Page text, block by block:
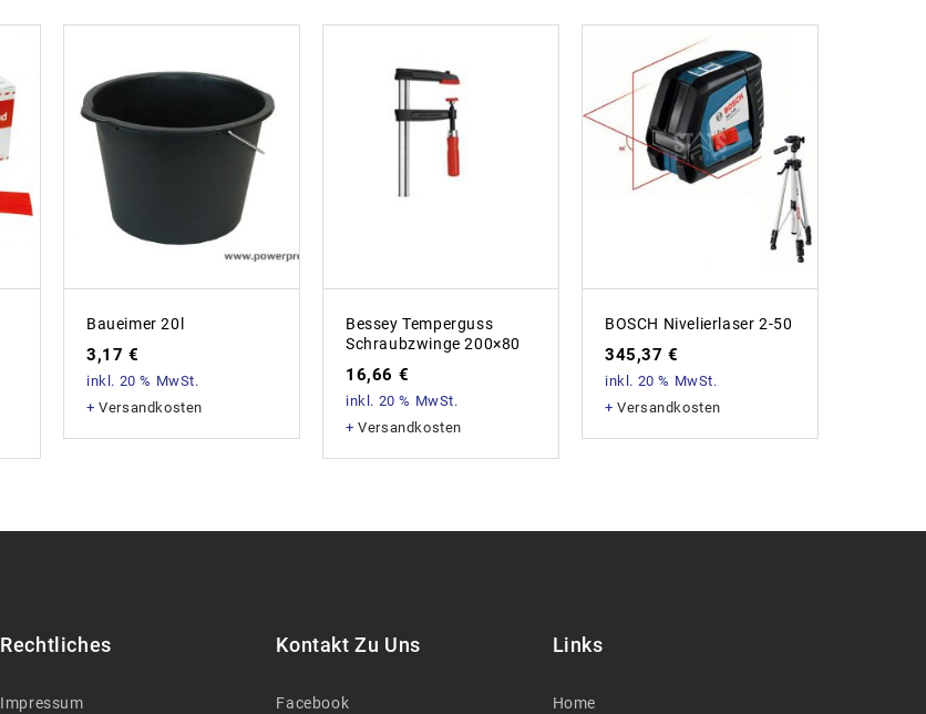
Baueimer 20l
3,17 €
inkl. 20 % MwSt.
+Versandkosten
Bessey Temperguss
Schraubzwinge 200×80
16,66 €
inkl. 20 % MwSt.
+Versandkosten
BOSCH Nivelierlaser 2-50
345,37€
inkl. 20 % MwSt.
+Versandkosten
Rechtliches
Impressum
Kontakt Zu Uns
Facebook
Links
Home